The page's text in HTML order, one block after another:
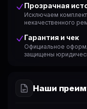
Прозрачная
Исключаем
некачественного
Гарантия и чек
Официальное
защищены
Наши